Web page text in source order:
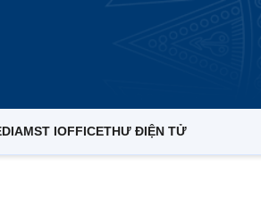
MST IOFFICETHƯ ĐIỆN TỬ